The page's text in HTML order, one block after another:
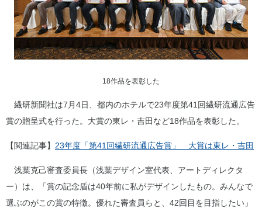
18作品を表彰した
繊研新聞社は7月4日、都内のホテルで23年度第41回繊研流通広告
賞の贈呈式を行った。大賞の東レ・吉田など18作品を表彰した。
【関連記事】 23年度「第41回繊研流通広告賞」 大賞は東レ・吉田
浅葉克己審査委員長（浅葉デザイン室代表、アートディレクタ
ー）は、「賞の記念盾は40年前に私がデザインしたもの。みんなで
選ぶのがこの賞の特徴。優れた審査員らと、42回目を目指したい」